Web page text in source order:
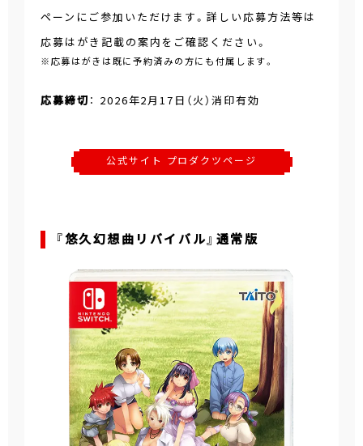
ペーンにご参加いただけます。詳しい応募方法等は
応募はがき記載の案内をご確認ください。
※応募はがきは既に予約済みの方にも付属します。
応募締切 ： 2026年2月17日（火）消印有効
公式サイト プロダクツページ
『悠久幻想曲リバイバル』通常版